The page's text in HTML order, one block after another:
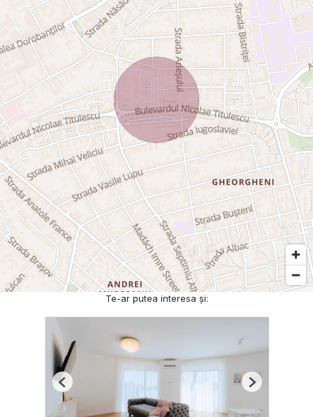
Te-ar putea interesa și:
Previous Next